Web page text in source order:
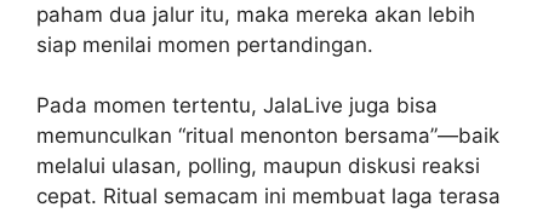
paham dua jalur itu, maka mereka akan lebih
siap menilai momen pertandingan.
Pada momen tertentu, JalaLive juga bisa
memunculkan “ritual menonton bersama”—baik
melalui ulasan, polling, maupun diskusi reaksi
cepat. Ritual semacam ini membuat laga terasa